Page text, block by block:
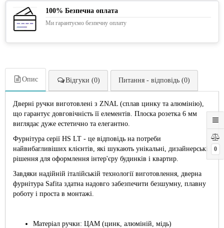
0
100% Безпечна оплата
Ми гарантуємо безпечну оплату
Опис Відгуки (0) Питання - відповідь (0)
Дверні ручки виготовлені з ZNAL (сплав цинку та алюмінію),
що гарантує довговічність її елементів. Плоска розетка 6 мм
виглядає дуже естетично та елегантно.
Фурнітура серії HS LT - це відповідь на потреби
найвибагливіших клієнтів, які шукають унікальні, дизайнерські
рішення для оформлення інтер'єру будинків і квартир.
Завдяки надійній італійській технології виготовлення, дверна
фурнітура Safita здатна надовго забезпечити безшумну, плавну
роботу і проста в монтажі.
Матеріал ручки: ЦАМ (цинк, алюміній, мідь)